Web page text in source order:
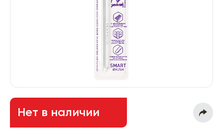
Нет в наличии